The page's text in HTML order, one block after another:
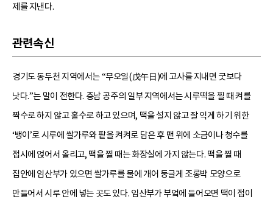
제를 지낸다.
관련속신
경기도 동두천 지역에서는 “무오일(戊午日)에 고사를 지내면 굿보다
낫다.”는 말이 전한다. 충남 공주의 일부 지역에서는 시루떡을 찔 때 켜를
짝수로 하지 않고 홀수로 하고 있으며, 떡을 설지 않고 잘 익게 하기 위한
‘뱅이’로 시루에 쌀가루와 팥을 켜켜로 담은 후 맨 위에 소금이나 청수를
접시에 얹어서 올리고, 떡을 찔 때는 화장실에 가지 않는다. 떡을 찔 때
집안에 임산부가 있으면 쌀가루를 물에 개어 둥글게 조롱박 모양으로
만들어서 시루 안에 넣는 곳도 있다. 임산부가 부엌에 들어오면 떡이 접이